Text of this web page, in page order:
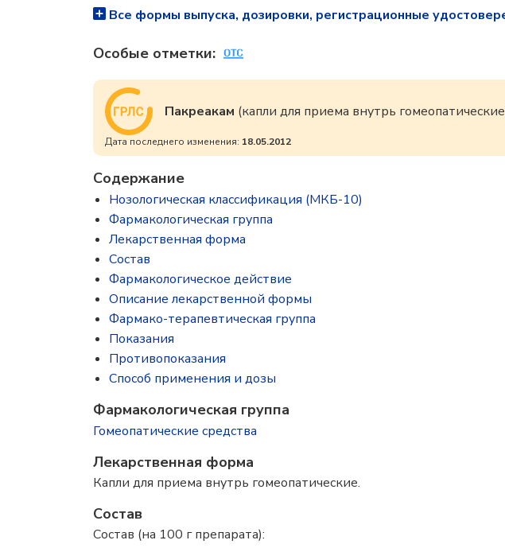
Все формы выпуска, дозировки, регистрационные
Особые отметки:
Пакреакам (капли для приема внутрь
Дата последнего изменения: 18.05.2012
Содержание
Нозологическая классификация (МКБ-10)
Фармакологическая группа
Лекарственная форма
Состав
Фармакологическое действие
Описание лекарственной формы
Фармако-терапевтическая группа
Показания
Противопоказания
Способ применения и дозы
Фармакологическая группа
Гомеопатические средства
Лекарственная форма
Капли для приема внутрь гомеопатические.
Состав
Состав (на 100 г препарата):